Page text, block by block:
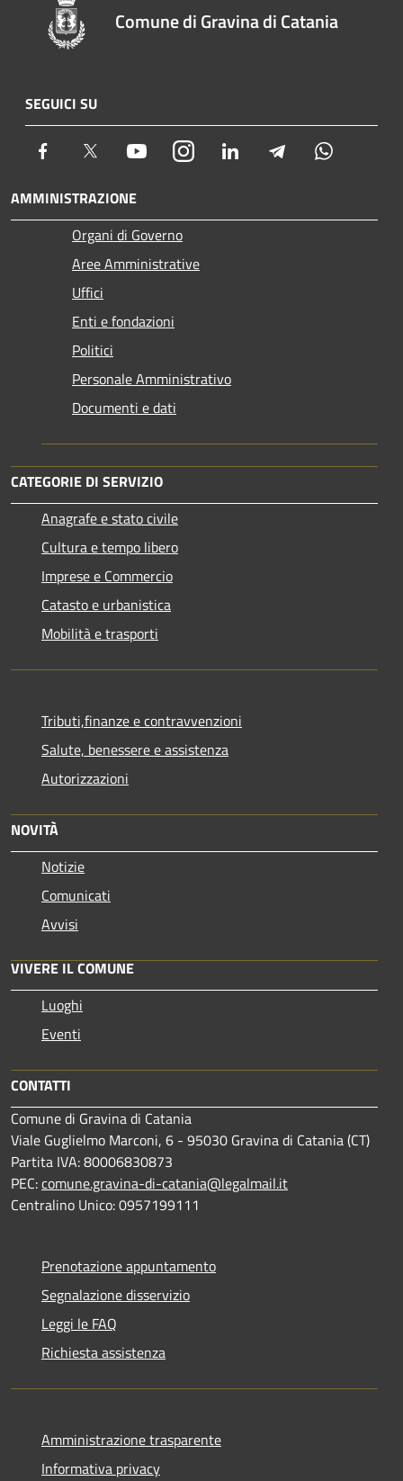
Comune di Gravina di Catania
SEGUICI SU
Facebook Twitter YoutubeInstagram LinkedIn Telegram
AMMINISTRAZIONE
Organi di Governo
Aree Amministrative
Uffici
Enti e fondazioni
Politici
Personale Amministrativo
Documenti e dati
CATEGORIE DI SERVIZIO
Anagrafe e stato civile
Cultura e tempo libero
Imprese e Commercio
Catasto e urbanistica
Mobilità e trasporti
Tributi,finanze e contravvenzioni
Salute, benessere e assistenza
Autorizzazioni
NOVITÀ
Notizie
Comunicati
Avvisi
VIVERE IL COMUNE
Luoghi
Eventi
CONTATTI
Comune di Gravina di Catania
Viale Guglielmo Marconi, 6 - 95030 Gravina di Catania (CT)
Partita IVA: 80006830873
PEC:comune.gravina-di-catania@legalmail.it
Centralino Unico: 0957199111
Prenotazione appuntamento
Segnalazione disservizio
Leggi le FAQ
Richiesta assistenza
Amministrazione trasparente
Informativa privacy